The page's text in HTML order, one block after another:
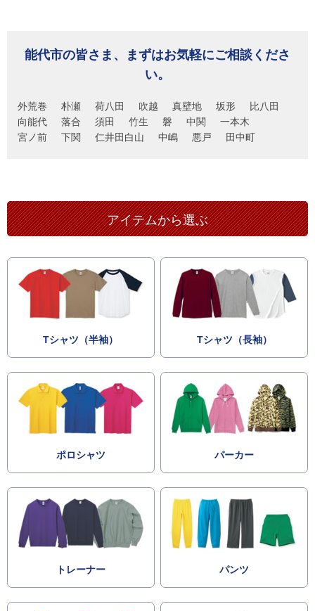
能代市の皆さま、まずはお気軽にご相談くださ
い。
外荒巻 朴瀬 荷八田 吹越 真壁地 坂形
比八田
向能代
落合 須田 竹生 磐 中関
一本木
宮ノ前
下関 仁井田白山 中嶋 悪戸 田中町
アイテムから選ぶ
Tシャツ（半袖） Tシャツ（長袖）
ポロシャツ パーカー
トレーナー パンツ